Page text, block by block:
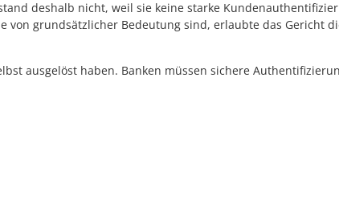
deshalb nicht, weil sie keine starke
grundsätzlicher Bedeutung sind, erlaubte das Gericht
ausgelöst haben. Banken müssen sichere